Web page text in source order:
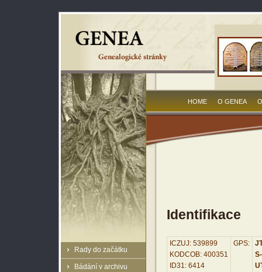
Rady do začátku
Bádání v archivu
HOME O GENEA
Identifikace
ICZUJ: 539899
KODCOB: 400351
ID31: 6414
GPS: